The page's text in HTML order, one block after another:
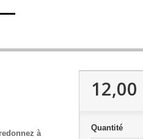
à
12,00
Quantité